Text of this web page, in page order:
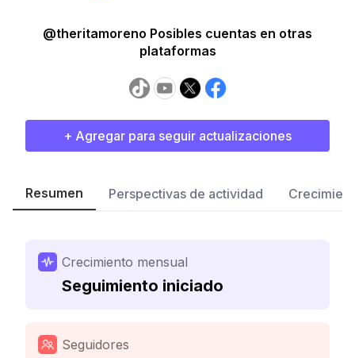
@theritamoreno Posibles cuentas en otras
plataformas
+ Agregar para seguir actualizaciones
Resumen Perspectivas de actividad
Crecimiento mensual
Seguimiento iniciado
Seguidores